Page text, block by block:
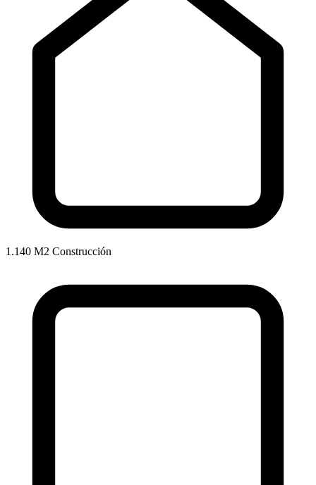
1.140 M2 Construcción